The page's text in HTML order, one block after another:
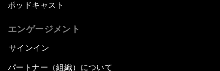
ポッドキャスト
エンゲージメント
サインイン
パートナー（組織）について